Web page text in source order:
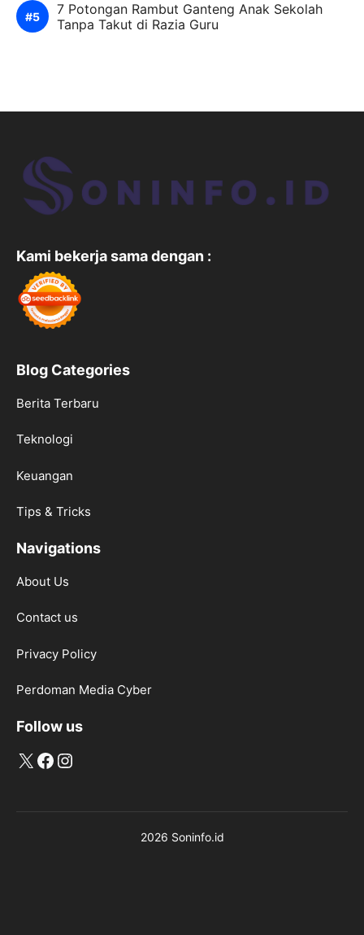
7 Potongan Rambut Ganteng Anak Sekolah
Tanpa Takut di Razia Guru
Kami bekerja sama dengan :
Blog Categories
Berita Terbaru
Teknologi
Keuangan
Tips & Tricks
Navigations
About Us
Contact us
Privacy Policy
Perdoman Media Cyber
Follow us
X Facebook
Instagram
2026 Soninfo.id